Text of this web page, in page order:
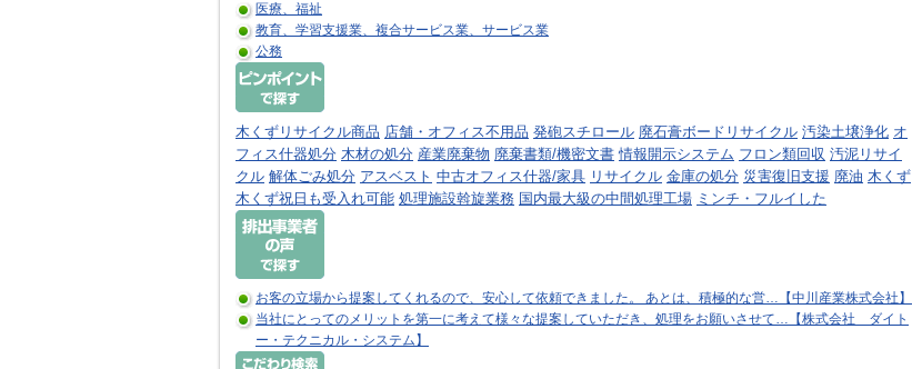
医療、福祉
教育、学習支援業、複合サービス業、サービス業
公務
木くずリサイクル商品 店舗・オフィス不用品 発砲スチロール 廃石膏ボードリサイクル 汚染土壌浄化 オ
フィス什器処分 木材の処分 産業廃棄物 廃棄書類/機密文書 情報開示システム フロン類回収 汚泥リサイ
クル 解体ごみ処分 アスベスト 中古オフィス什器/家具 リサイクル 金庫の処分 災害復旧支援 廃油 木くず
木くず祝日も受入れ可能 処理施設斡旋業務 国内最大級の中間処理工場 ミンチ・フルイした
お客の立場から提案してくれるので、安心して依頼できました。 あとは、積極的な営…【中川産業株式会社】
当社にとってのメリットを第一に考えて様々な提案していただき、処理をお願いさせて…【株式会社 ダイト
ー・テクニカル・システム】